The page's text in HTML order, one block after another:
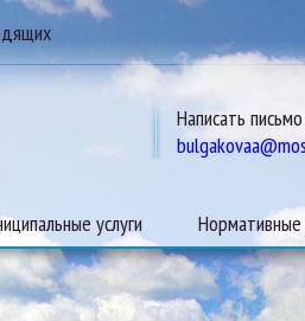
Написать
услуги